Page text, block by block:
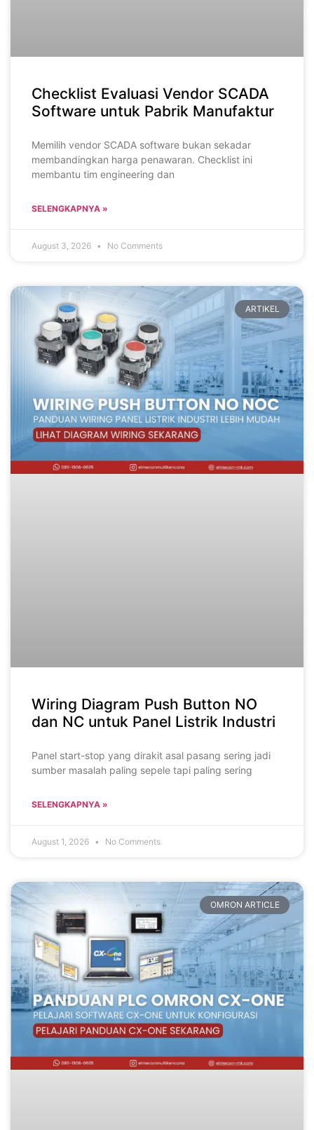
Checklist Evaluasi Vendor SCADA
Software untuk Pabrik Manufaktur
Memilih vendor SCADA software bukan sekadar
membandingkan harga penawaran. Checklist ini
membantu tim engineering dan
SELENGKAPNYA »
August 3, 2026 No Comments
ARTIKEL
Wiring Diagram Push Button NO
dan NC untuk Panel Listrik Industri
Panel start-stop yang dirakit asal pasang sering jadi
sumber masalah paling sepele tapi paling sering
SELENGKAPNYA »
August 1, 2026 No Comments
OMRON ARTICLE